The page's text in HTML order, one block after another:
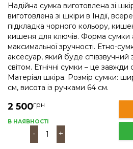
Надійна сумка виготовлена зі
виготовлена зі шкіри в Індії,
підкладка чорного кольору,
кишеня для ключів. Форма сумки
максимальної зручності. Етно-
аксесуар, який буде співзвучний
світом. Етнічні сумки – це
Матеріал шкіра. Розмір сумки:
см, висота із ручками 64 см.
2 500грн
В НАЯВНОСТІ
- +